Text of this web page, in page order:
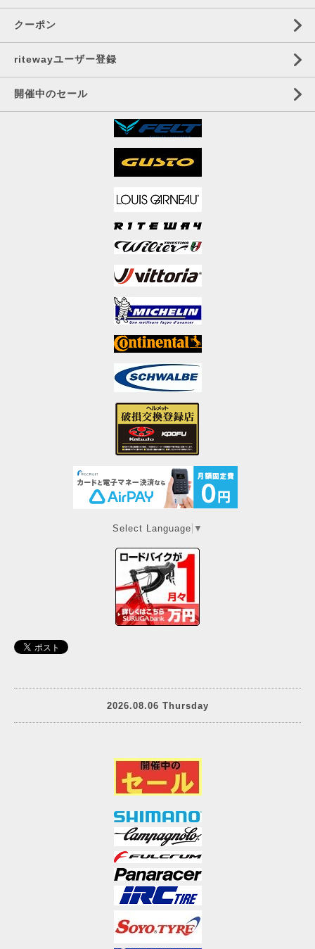
クーポン
ritewayユーザー登録
開催中のセール
Select Language ▼
2026.08.06 Thursday